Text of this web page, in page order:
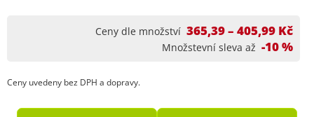
Ceny dle množství 365,39 – 405,99 Kč
Množstevní sleva až -10 %
Ceny uvedeny bez DPH a dopravy.